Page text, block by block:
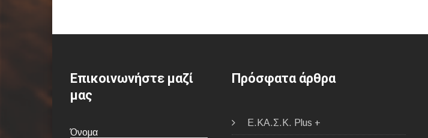
Επικοινωνήστε μαζί
μας
Όνομα
Πρόσφατα άρθρα
E.ΚΑ.Σ.Κ. Plus +